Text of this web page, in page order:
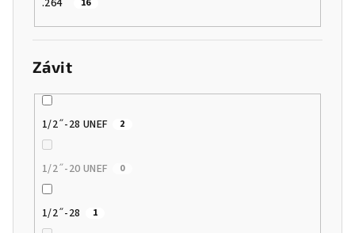
.264˝ 16
Závit
1/2˝-28 UNEF 2
1/2˝-20 UNEF 0
1/2˝-28 1